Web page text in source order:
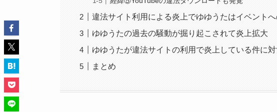
違法サイト利用による炎上でゆゆうたはイベント
ゆゆうたの過去の騒動が掘り起こされて炎上拡大
ゆゆうたが違法サイトの利用で炎上している件に
まとめ